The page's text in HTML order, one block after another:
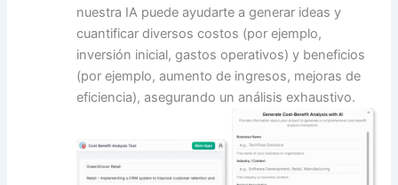
nuestra IA puede ayudarte a generar ideas y
cuantificar diversos costos (por ejemplo,
inversión inicial, gastos operativos) y beneficios
(por ejemplo, aumento de ingresos, mejoras de
eficiencia), asegurando un análisis exhaustivo.